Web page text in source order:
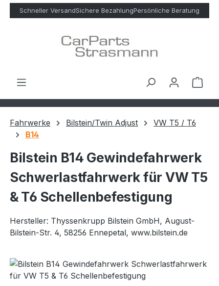
Zum Hauptinhalt springen
Schneller VersandSichere BezahlungPersönliche Beratung
Fahrwerke Bilstein/Twin Adjust
VW T5 / T6
B14
Bilstein B14 Gewindefahrwerk
Schwerlastfahrwerk für VW T5
& T6 Schellenbefestigung
Hersteller: Thyssenkrupp Bilstein GmbH, August-
Bilstein-Str. 4, 58256 Ennepetal, www.bilstein.de
Bildergalerie überspringen